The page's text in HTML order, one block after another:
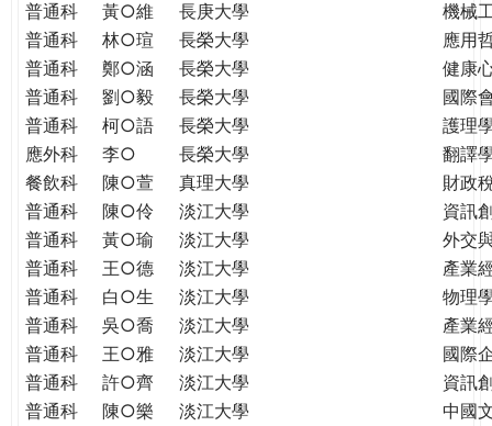
普通科 黃○維 長庚大學
機械
普通科
林○瑄 長榮大學
應用
普通科
鄭○涵 長榮大學
健康
普通科
劉○毅 長榮大學
國際
普通科
柯○語 長榮大學
護理
應外科
李○ 長榮大學
翻譯
餐飲科
陳○萱 真理大學
財政
普通科
陳○伶 淡江大學
資訊
普通科
黃○瑜 淡江大學
外交
普通科
王○德 淡江大學
產業
普通科
白○生 淡江大學
物理
普通科
吳○喬 淡江大學
產業
普通科
王○雅 淡江大學
國際
普通科
許○齊 淡江大學
資訊
普通科
陳○樂 淡江大學
中國